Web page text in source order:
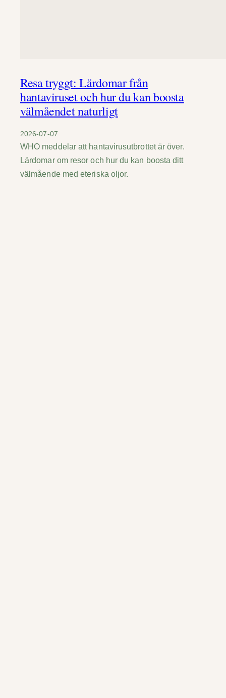
Resa tryggt: Lärdomar från
hantaviruset och hur du kan boosta
välmåendet naturligt
2026-07-07
WHO meddelar att hantavirusutbrottet är över.
Lärdomar om resor och hur du kan boosta ditt
välmående med eteriska oljor.